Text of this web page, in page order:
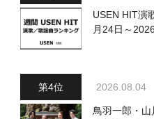
USEN HIT演
月24日～
2026.08.04
鳥羽一郎・